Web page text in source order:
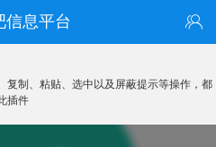
信息平台
复制、粘贴、选中以及屏蔽提示等操作，都
插件